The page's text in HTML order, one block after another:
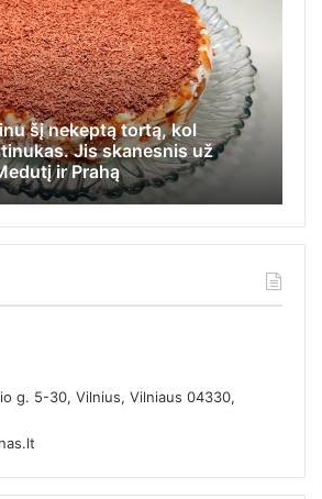
šį nekeptą tortą, kol
Jis skanesnis už
ir Prahą
g. 5-30, Vilnius, Vilniaus 04330,